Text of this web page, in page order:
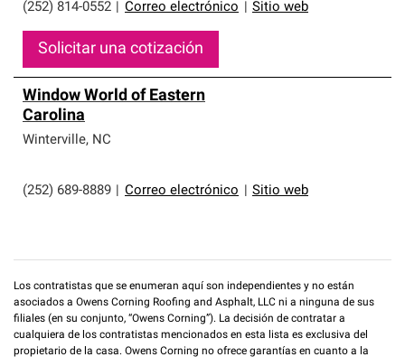
(252) 814-0552 Correo electrónico Sitio web
Solicitar una cotización
Window World of Eastern
Carolina
Winterville, NC
(252) 689-8889 Correo electrónico Sitio web
Los contratistas que se enumeran aquí son independientes y no están
asociados a Owens Corning Roofing and Asphalt, LLC ni a ninguna de sus
filiales (en su conjunto, “Owens Corning”). La decisión de contratar a
cualquiera de los contratistas mencionados en esta lista es exclusiva del
propietario de la casa. Owens Corning no ofrece garantías en cuanto a la